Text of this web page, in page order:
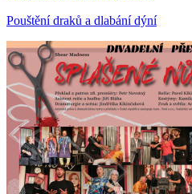
Pouštění draků a dlabání dýní